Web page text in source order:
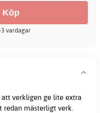
vardagar
verkligen ge lite extra
mästerligt verk.